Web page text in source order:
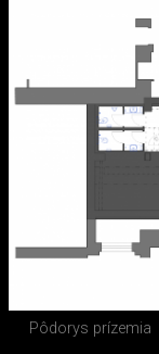
Pôdorys prízemia